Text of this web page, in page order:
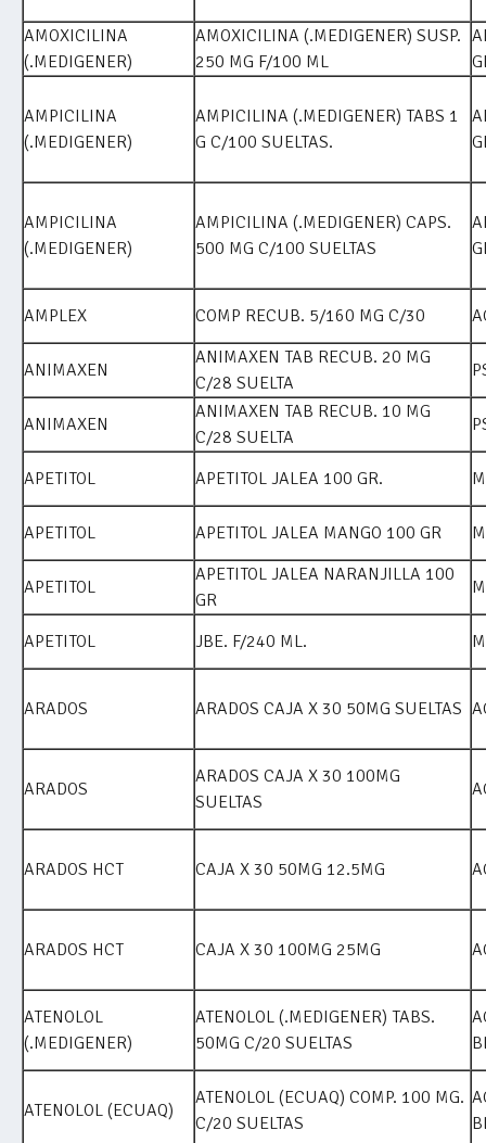
AMOXICILINA
(.MEDIGENER)
AMOXICILINA (.MEDIGENER) SUSP.
250 MG F/100 ML
AMPICILINA
(.MEDIGENER)
AMPICILINA (.MEDIGENER) TABS 1
G C/100 SUELTAS.
AMPICILINA
(.MEDIGENER)
AMPICILINA (.MEDIGENER) CAPS.
500 MG C/100 SUELTAS
AMPLEX COMP RECUB. 5/160 MG C/30
ANIMAXEN
ANIMAXEN TAB RECUB. 20 MG
C/28 SUELTA
ANIMAXEN
ANIMAXEN TAB RECUB. 10 MG
C/28 SUELTA
APETITOL APETITOL JALEA 100 GR.
APETITOL APETITOL JALEA MANGO 100 GR
APETITOL
APETITOL JALEA NARANJILLA 100
GR
APETITOL JBE. F/240 ML.
ARADOS ARADOS CAJA X 30 50MG SUELTAS
ARADOS
ARADOS CAJA X 30 100MG
SUELTAS
ARADOS HCT CAJA X 30 50MG 12.5MG
ARADOS HCT CAJA X 30 100MG 25MG
ATENOLOL
(.MEDIGENER)
ATENOLOL (.MEDIGENER) TABS.
50MG C/20 SUELTAS
ATENOLOL (ECUAQ)
ATENOLOL (ECUAQ) COMP. 100 MG.
C/20 SUELTAS